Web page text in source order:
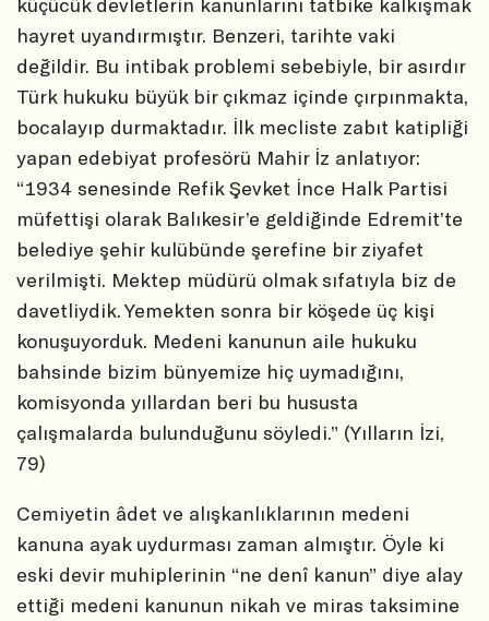
hayret uyandırmıştır. Benzeri, tarihte vaki
değildir. Bu intibak problemi sebebiyle, bir asırdır
Türk hukuku büyük bir çıkmaz içinde çırpınmakta,
bocalayıp durmaktadır. İlk mecliste zabıt katipliği
yapan edebiyat profesörü Mahir İz anlatıyor:
“1934 senesinde Refik Şevket İnce Halk Partisi
müfettişi olarak Balıkesir’e geldiğinde Edremit’te
belediye şehir kulübünde şerefine bir ziyafet
verilmişti. Mektep müdürü olmak sıfatıyla biz de
davetliydik. Yemekten sonra bir köşede üç kişi
konuşuyorduk. Medeni kanunun aile hukuku
bahsinde bizim bünyemize hiç uymadığını,
komisyonda yıllardan beri bu hususta
çalışmalarda bulunduğunu söyledi.” (Yılların İzi,
79)
Cemiyetin âdet ve alışkanlıklarının medeni
kanuna ayak uydurması zaman almıştır. Öyle ki
eski devir muhiplerinin “ne denî kanun” diye alay
ettiği medeni kanunun nikah ve miras taksimine